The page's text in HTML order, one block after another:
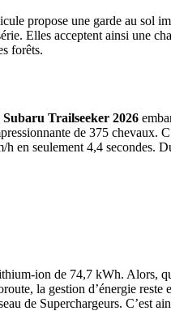
propose une garde au sol
Elles acceptent ainsi une
forêts.
Subaru Trailseeker 2026
de 375 chevaux.
seulement 4,4 secondes.
ion de 74,7 kWh. Alors,
la gestion d’énergie
de Superchargeurs. C’est